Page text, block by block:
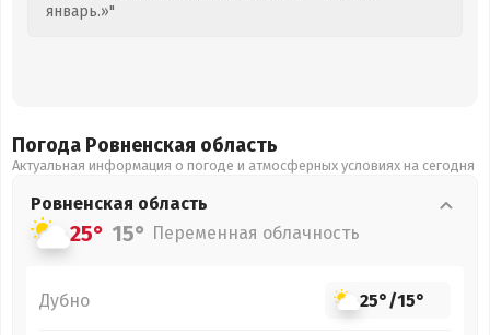
январь.»"
Погода Ровненская область
Актуальная информация о погоде и атмосферных условиях на сегодня
Ровненская область
25° 15° Переменная облачность
Дубно 25°/15°